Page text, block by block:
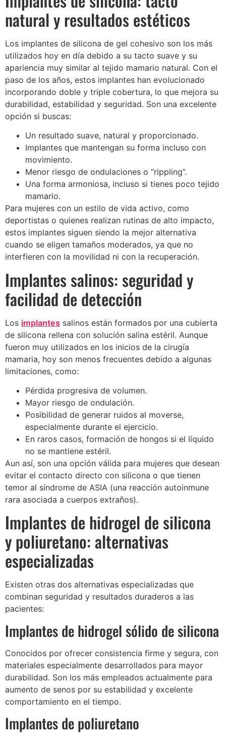
natural y resultados estéticos
Los implantes de silicona de gel cohesivo son los más
utilizados hoy en día debido a su tacto suave y su
apariencia muy similar al tejido mamario natural. Con el
paso de los años, estos implantes han evolucionado
incorporando doble y triple cobertura, lo que mejora su
durabilidad, estabilidad y seguridad. Son una excelente
opción si buscas:
Un resultado suave, natural y proporcionado.
Implantes que mantengan su forma incluso con
movimiento.
Menor riesgo de ondulaciones o “rippling”.
Una forma armoniosa, incluso si tienes poco tejido
mamario.
Para mujeres con un estilo de vida activo, como
deportistas o quienes realizan rutinas de alto impacto,
estos implantes siguen siendo la mejor alternativa
cuando se eligen tamaños moderados, ya que no
interfieren con la movilidad ni con la recuperación.
Implantes salinos: seguridad y
facilidad de detección
Los implantes salinos están formados por una cubierta
de silicona rellena con solución salina estéril. Aunque
fueron muy utilizados en los inicios de la cirugía
mamaria, hoy son menos frecuentes debido a algunas
limitaciones, como:
Pérdida progresiva de volumen.
Mayor riesgo de ondulación.
Posibilidad de generar ruidos al moverse,
especialmente durante el ejercicio.
En raros casos, formación de hongos si el líquido
no se mantiene estéril.
Aun así, son una opción válida para mujeres que desean
evitar el contacto directo con silicona o que tienen
temor al síndrome de ASIA (una reacción autoinmune
rara asociada a cuerpos extraños).
Implantes de hidrogel de silicona
y poliuretano: alternativas
especializadas
Existen otras dos alternativas especializadas que
combinan seguridad y resultados duraderos a las
pacientes:
Implantes de hidrogel sólido de silicona
Conocidos por ofrecer consistencia firme y segura, con
materiales especialmente desarrollados para mayor
durabilidad. Son los más empleados actualmente para
aumento de senos por su estabilidad y excelente
comportamiento en el tiempo.
Implantes de poliuretano